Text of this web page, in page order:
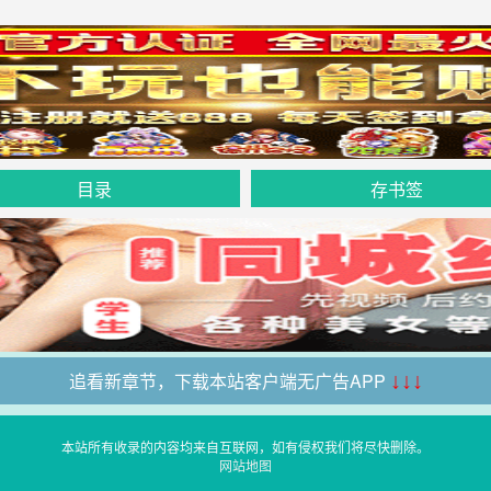
目录 存书签
追看新章节，下载本站客户端无广告APP ↓↓↓
本站所有收录的内容均来自互联网，如有侵权我们将尽快删除。
网站地图